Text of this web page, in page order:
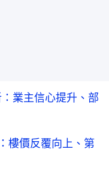
業主信心提升、部
樓價反覆向上、第